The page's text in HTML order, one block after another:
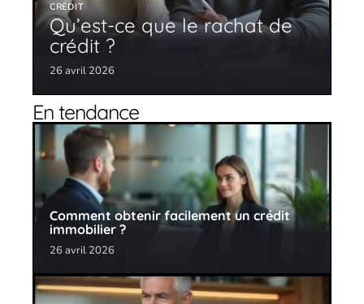
CRÉDIT
Qu’est-ce que le rachat de
crédit ?
26 avril 2026
En tendance
Comment obtenir facilement un crédit
immobilier ?
26 avril 2026